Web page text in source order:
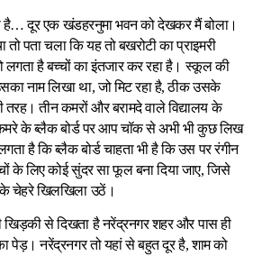
है… दूर एक खंडहरनुमा भवन को देखकर मैं बोला।
तो पता चला कि यह तो बखरोटी का प्राइमरी
है बच्चों का इंतजार कर रहा है। स्कूल की
नाम लिखा था, जो मिट रहा है, ठीक उसके
तरह। तीन कमरों और बरामदे वाले विद्यालय के
के ब्लैक बोर्ड पर आप चॉक से अभी भी कुछ लिख
है कि ब्लैक बोर्ड चाहता भी है कि उस पर रंगीन
के लिए कोई सुंदर सा फूल बना दिया जाए, जिसे
चेहरे खिलखिला उठें।
खिड़की से दिखता है नरेंद्रनगर शहर और पास ही
पेड़। नरेंद्रनगर तो यहां से बहुत दूर है, शाम को